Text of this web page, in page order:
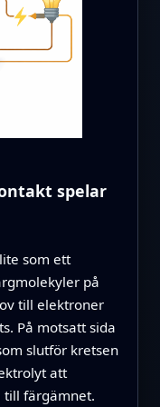
spelar
som ett
på
till elektroner
På motsatt sida
slutför kretsen
att
färgämnet.